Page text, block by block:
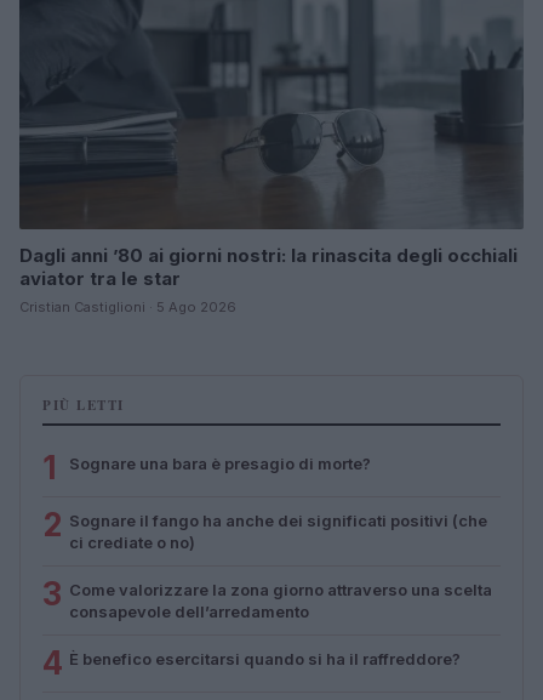
Dagli anni ’80 ai giorni nostri: la rinascita degli occhiali
aviator tra le star
Cristian Castiglioni · 5 Ago 2026
PIÙ LETTI
1 Sognare una bara è presagio di morte?
2 Sognare il fango ha anche dei significati positivi (che
ci crediate o no)
3 Come valorizzare la zona giorno attraverso una scelta
consapevole dell’arredamento
4 È benefico esercitarsi quando si ha il raffreddore?